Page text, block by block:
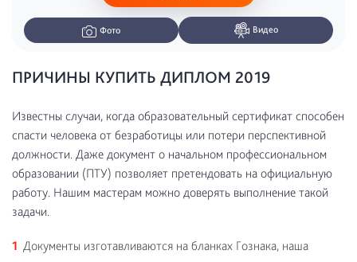
Фото Видео
ПРИЧИНЫ КУПИТЬ ДИПЛОМ 2019
Известны случаи, когда образовательный сертификат способен
спасти человека от безработицы или потери перспективной
должности. Даже документ о начальном профессиональном
образовании (ПТУ) позволяет претендовать на официальную
работу. Нашим мастерам можно доверять выполнение такой
задачи.
Документы изготавливаются на бланках Гознака, наша